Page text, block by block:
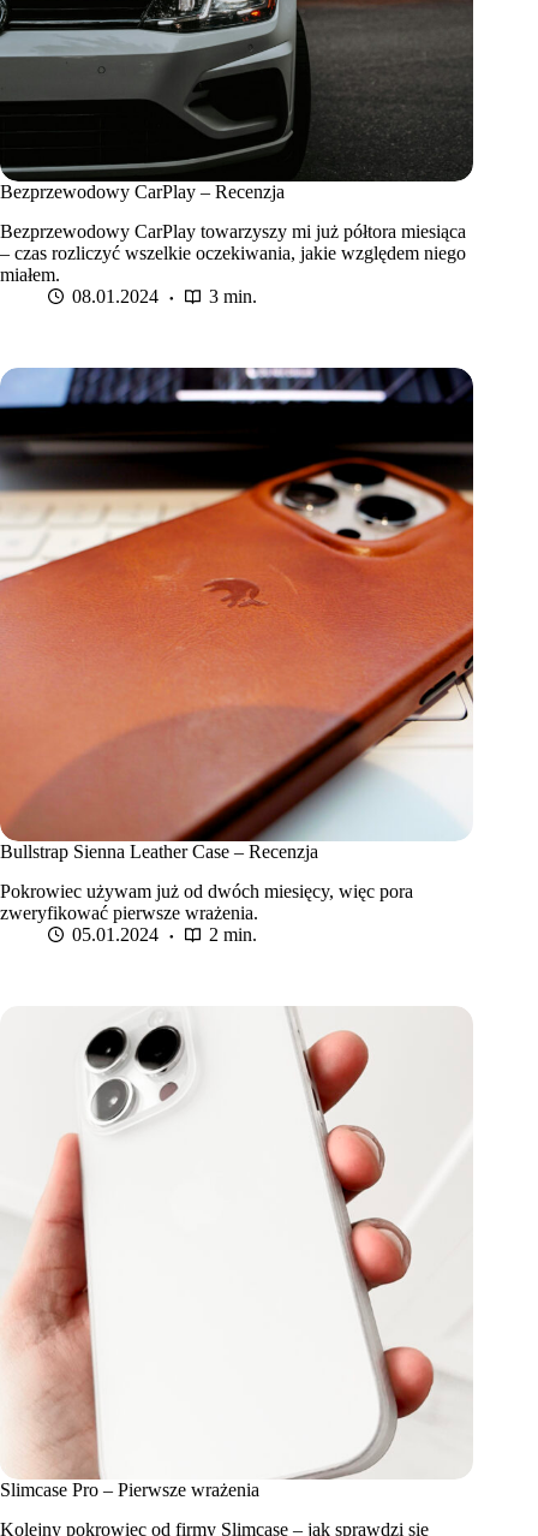
Bezprzewodowy CarPlay – Recenzja
Bezprzewodowy CarPlay towarzyszy mi już półtora miesiąca
– czas rozliczyć wszelkie oczekiwania, jakie względem niego
miałem.
08.01.2024
3 min.
Bullstrap Sienna Leather Case – Recenzja
Pokrowiec używam już od dwóch miesięcy, więc pora
zweryfikować pierwsze wrażenia.
05.01.2024
2 min.
Slimcase Pro – Pierwsze wrażenia
Kolejny pokrowiec od firmy Slimcase – jak sprawdzi się